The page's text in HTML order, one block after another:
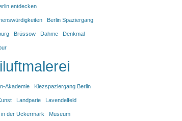
entdecken
Berlin Spaziergang
Brüssow Dahme Denkmal
Akademie Kiezspaziergang Berlin
Landparie Lavendelfeld
in der Uckermark Museum